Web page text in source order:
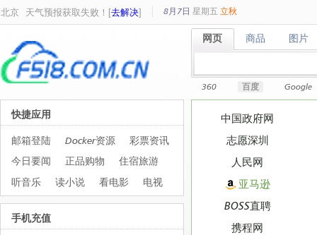
北京 天气预报获取失败！[去解决] 8月7日 星期五 立秋
网页
网页 商品
商品 图片
图片
360 百度 Google
中国政府网
志愿深圳
人民网
亚马逊
BOSS直聘
携程网
快捷应用
邮箱登陆 Docker资源
彩票资讯
今日要闻
正品购物
住宿旅游
听音乐
读小说 看电影 电视
手机充值